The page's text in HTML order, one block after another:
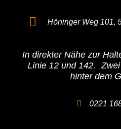
Höninger Weg 101,
In direkter Nähe zur
Linie 12 und 142.
hinter dem
0221